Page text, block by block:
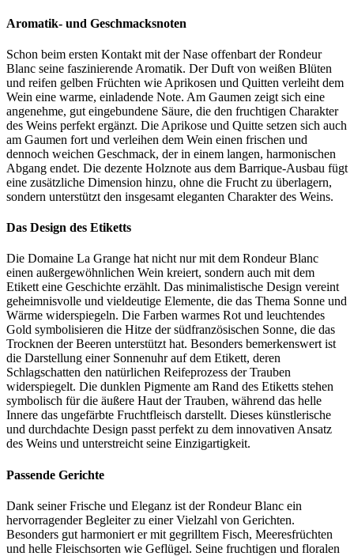
Aromatik- und Geschmacksnoten
Schon beim ersten Kontakt mit der Nase offenbart der Rondeur
Blanc seine faszinierende Aromatik. Der Duft von weißen Blüten
und reifen gelben Früchten wie Aprikosen und Quitten verleiht dem
Wein eine warme, einladende Note. Am Gaumen zeigt sich eine
angenehme, gut eingebundene Säure, die den fruchtigen Charakter
des Weins perfekt ergänzt. Die Aprikose und Quitte setzen sich auch
am Gaumen fort und verleihen dem Wein einen frischen und
dennoch weichen Geschmack, der in einem langen, harmonischen
Abgang endet. Die dezente Holznote aus dem Barrique-Ausbau fügt
eine zusätzliche Dimension hinzu, ohne die Frucht zu überlagern,
sondern unterstützt den insgesamt eleganten Charakter des Weins.
Das Design des Etiketts
Die Domaine La Grange hat nicht nur mit dem Rondeur Blanc
einen außergewöhnlichen Wein kreiert, sondern auch mit dem
Etikett eine Geschichte erzählt. Das minimalistische Design vereint
geheimnisvolle und vieldeutige Elemente, die das Thema Sonne und
Wärme widerspiegeln. Die Farben warmes Rot und leuchtendes
Gold symbolisieren die Hitze der südfranzösischen Sonne, die das
Trocknen der Beeren unterstützt hat. Besonders bemerkenswert ist
die Darstellung einer Sonnenuhr auf dem Etikett, deren
Schlagschatten den natürlichen Reifeprozess der Trauben
widerspiegelt. Die dunklen Pigmente am Rand des Etiketts stehen
symbolisch für die äußere Haut der Trauben, während das helle
Innere das ungefärbte Fruchtfleisch darstellt. Dieses künstlerische
und durchdachte Design passt perfekt zu dem innovativen Ansatz
des Weins und unterstreicht seine Einzigartigkeit.
Passende Gerichte
Dank seiner Frische und Eleganz ist der Rondeur Blanc ein
hervorragender Begleiter zu einer Vielzahl von Gerichten.
Besonders gut harmoniert er mit gegrilltem Fisch, Meeresfrüchten
und helle Fleischsorten wie Geflügel. Seine fruchtigen und floralen